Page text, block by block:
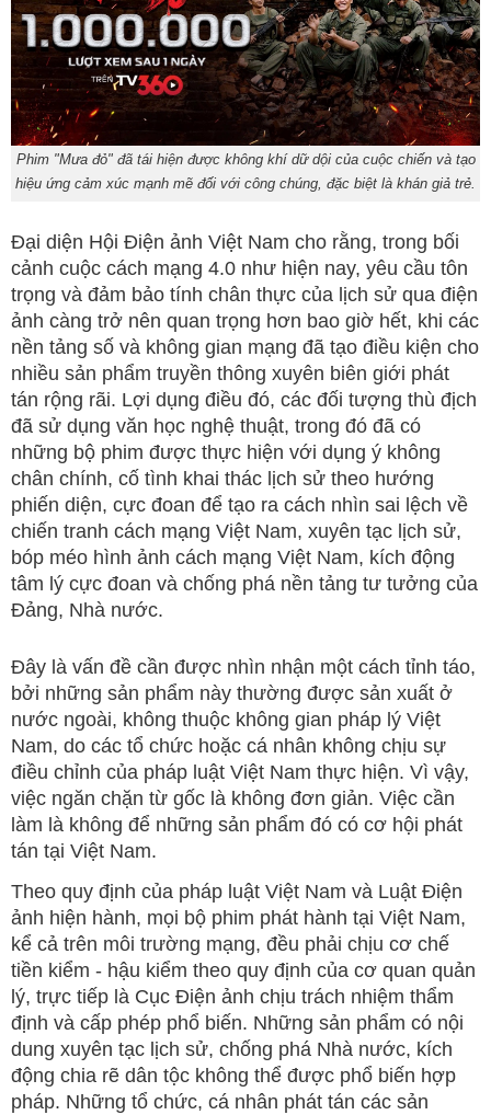
Phim "Mưa đỏ" đã tái hiện được không khí dữ dội của cuộc chiến và tạo
hiệu ứng cảm xúc mạnh mẽ đối với công chúng, đặc biệt là khán giả trẻ.
Đại diện Hội Điện ảnh Việt Nam cho rằng, trong bối
cảnh cuộc cách mạng 4.0 như hiện nay, yêu cầu tôn
trọng và đảm bảo tính chân thực của lịch sử qua điện
ảnh càng trở nên quan trọng hơn bao giờ hết, khi các
nền tảng số và không gian mạng đã tạo điều kiện cho
nhiều sản phẩm truyền thông xuyên biên giới phát
tán rộng rãi. Lợi dụng điều đó, các đối tượng thù địch
đã sử dụng văn học nghệ thuật, trong đó đã có
những bộ phim được thực hiện với dụng ý không
chân chính, cố tình khai thác lịch sử theo hướng
phiến diện, cực đoan để tạo ra cách nhìn sai lệch về
chiến tranh cách mạng Việt Nam, xuyên tạc lịch sử,
bóp méo hình ảnh cách mạng Việt Nam, kích động
tâm lý cực đoan và chống phá nền tảng tư tưởng của
Đảng, Nhà nước.
Đây là vấn đề cần được nhìn nhận một cách tỉnh táo,
bởi những sản phẩm này thường được sản xuất ở
nước ngoài, không thuộc không gian pháp lý Việt
Nam, do các tổ chức hoặc cá nhân không chịu sự
điều chỉnh của pháp luật Việt Nam thực hiện. Vì vậy,
việc ngăn chặn từ gốc là không đơn giản. Việc cần
làm là không để những sản phẩm đó có cơ hội phát
tán tại Việt Nam.
Theo quy định của pháp luật Việt Nam và Luật Điện
ảnh hiện hành, mọi bộ phim phát hành tại Việt Nam,
kể cả trên môi trường mạng, đều phải chịu cơ chế
tiền kiểm - hậu kiểm theo quy định của cơ quan quản
lý, trực tiếp là Cục Điện ảnh chịu trách nhiệm thẩm
định và cấp phép phổ biến. Những sản phẩm có nội
dung xuyên tạc lịch sử, chống phá Nhà nước, kích
động chia rẽ dân tộc không thể được phổ biến hợp
pháp. Những tổ chức, cá nhân phát tán các sản